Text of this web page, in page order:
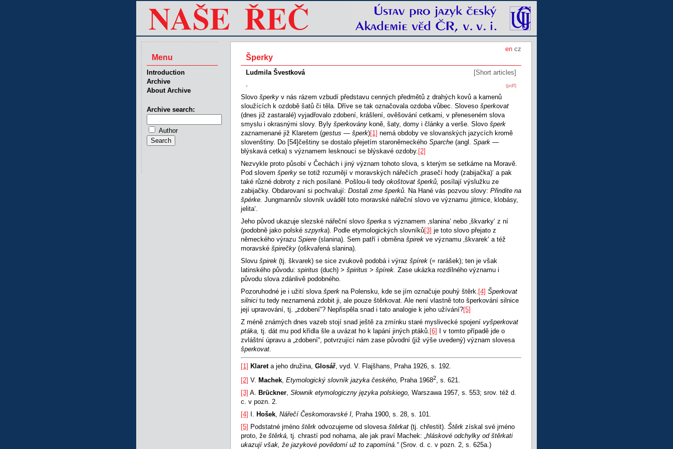
en cz
Šperky
Ludmila Švestková [Short articles]
(pdf)
-
Slovo šperky v nás rázem vzbudí představu cenných předmětů z drahých kovů a kamenů
sloužících k ozdobě šatů či těla. Dříve se tak označovala ozdoba vůbec. Sloveso šperkovat
(dnes již zastaralé) vyjadřovalo zdobení, krášlení, ověšování cetkami, v přeneseném slova
smyslu i okrasnými slovy. Byly šperkovány koně, šaty, domy i články a verše. Slovo šperk
zaznamenané již Klaretem (gestus — šperk)[1] nemá obdoby ve slovanských jazycích kromě
slovenštiny. Do [54]češtiny se dostalo přejetím staroněmeckého Sparche (angl. Spark —
blýskavá cetka) s významem lesknoucí se blýskavé ozdoby. [2]
Nezvykle proto působí v Čechách i jiný význam tohoto slova, s kterým se setkáme na Moravě.
Pod slovem šperky se totiž rozumějí v moravských nářečích ‚prasečí hody (zabijačka)‘ a pak
také různé dobroty z nich posílané. Pošlou-li tedy okoštovat šperků, posílají výslužku ze
zabijačky. Obdarovaní si pochvalují: Dostali zme šperků. Na Hané vás pozvou slovy: Přindite na
špérke. Jungmannův slovník uváděl toto moravské nářeční slovo ve významu ‚jitrnice, klobásy,
jelita‘.
Jeho původ ukazuje slezské nářeční slovo šperka s významem ‚slanina‘ nebo ‚škvarky‘ z ní
(podobně jako polské szpyrka). Podle etymologických slovníků[3] je toto slovo přejato z
německého výrazu Spiere (slanina). Sem patří i obměna špirek ve významu ‚škvarek‘ a též
moravské špirečky (oškvařená slanina).
Slovu špirek (tj. škvarek) se sice zvukově podobá i výraz špírek (= rarášek); ten je však
latinského původu: spiritus (duch) > špiritus > špírek. Zase ukázka rozdílného významu i
původu slova zdánlivě podobného.
Pozoruhodné je i užití slova šperk na Polensku, kde se jím označuje pouhý štěrk. [4] Šperkovat
silnici tu tedy neznamená zdobit ji, ale pouze štěrkovat. Ale není vlastně toto šperkování silnice
její upravování, tj. „zdobení“? Nepřispěla snad i tato analogie k jeho užívání?[5]
Z méně známých dnes vazeb stojí snad ještě za zmínku staré myslivecké spojení vyšperkovat
ptáka, tj. dát mu pod křídla šle a uvázat ho k lapání jiných ptáků. [6]
I v tomto případě jde o
zvláštní úpravu a „zdobení“, potvrzující nám zase původní (již výše uvedený) význam slovesa
šperkovat.
[1] Klareta jeho družina, Glosář , vyd. V. Flajšhans, Praha 1926, s. 192.
[2] V. Machek Etymologický slovník jazyka českého, Praha 19682
, s. 621.
[3] A. Brückner Słownik etymologiczny języka polskiego, Warszawa 1957, s. 553; srov. též d.
c. v pozn. 2.
[4]
Hošek Nářečí Českomoravské I,
Praha 1900, s. 28, s. 101.
[5] Podstatné jméno štěrk odvozujeme od slovesa štěrkat (tj. chřestit). Štěrk získal své jméno
proto, že štěrká, tj. chrastí pod nohama, ale jak praví Machek: „hláskové odchylky od štěrkati
ukazují však, že jazykové povědomí už to zapomíná.“ (Srov. d. c. v pozn. 2, s. 625a.)
Menu
Introduction
Archive
About Archive
Archive search:
Author